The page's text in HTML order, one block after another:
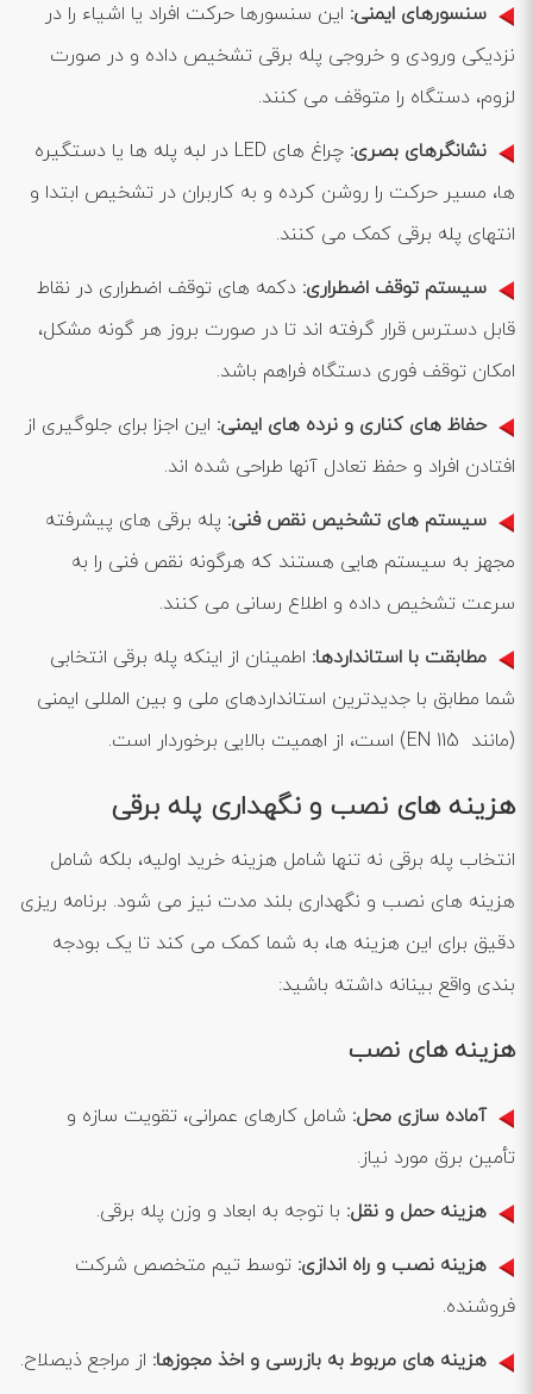
سنسورهای ایمنی: این سنسورها حرکت افراد یا اشیاء را در
نزدیکی ورودی و خروجی پله برقی تشخیص داده و در صورت
لزوم، دستگاه را متوقف می ‌کنند.
نشانگرهای بصری:
چراغ‌ های LED در لبه پله‌ ها یا دستگیره
‌ها، مسیر حرکت را روشن کرده و به کاربران در تشخیص ابتدا و
انتهای پله برقی کمک می ‌کنند.
سیستم توقف اضطراری: دکمه‌ های توقف اضطراری در نقاط
قابل دسترس قرار گرفته ‌اند تا در صورت بروز هر گونه مشکل،
امکان توقف فوری دستگاه فراهم باشد.
حفاظ‌ های کناری و نرده ‌های ایمنی: این اجزا برای جلوگیری از
افتادن افراد و حفظ تعادل آنها طراحی شده ‌اند.
سیستم ‌های تشخیص نقص فنی: پله برقی ‌های پیشرفته
مجهز به سیستم‌ هایی هستند که هرگونه نقص فنی را به
سرعت تشخیص داده و اطلاع ‌رسانی می‌ کنند.
مطابقت با استانداردها: اطمینان از اینکه پله برقی انتخابی
شما مطابق با جدیدترین استانداردهای ملی و بین ‌المللی ایمنی
(مانند EN 115) است، از اهمیت بالایی برخوردار است.
هزینه ‌های نصب و نگهداری پله برقی
انتخاب پله برقی نه تنها شامل هزینه خرید اولیه، بلکه شامل
هزینه ‌های نصب و نگهداری بلند مدت نیز می‌ شود. برنامه ‌ریزی
دقیق برای این هزینه ‌ها، به شما کمک می‌ کند تا یک بودجه
‌بندی واقع ‌بینانه داشته باشید:
هزینه‌ های نصب
آماده ‌سازی محل: شامل کارهای عمرانی، تقویت سازه و
تأمین برق مورد نیاز.
هزینه حمل و نقل: با توجه به ابعاد و وزن پله برقی.
هزینه نصب و راه ‌اندازی: توسط تیم متخصص شرکت
فروشنده.
هزینه ‌های مربوط به بازرسی و اخذ مجوزها: از مراجع ذیصلاح.